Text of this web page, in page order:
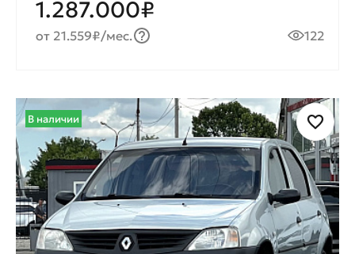
1.287.000₽
от 21.559₽/мес. 122
В наличии